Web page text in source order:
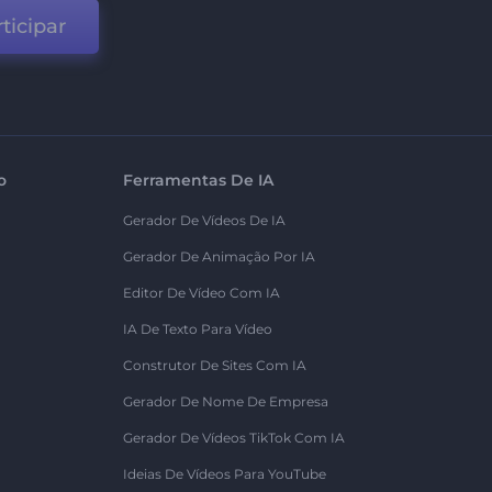
Ferramentas De IA
Gerador De Vídeos De IA
Gerador De Animação Por IA
Editor De Vídeo Com IA
IA De Texto Para Vídeo
Construtor De Sites Com IA
Gerador De Nome De Empresa
Gerador De Vídeos TikTok Com IA
Ideias De Vídeos Para YouTube